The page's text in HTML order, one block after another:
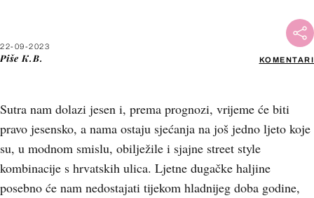
22-09-2023
Piše K.B. KOMENTARI
Sutra nam dolazi jesen i, prema prognozi, vrijeme će biti
pravo jesensko, a nama ostaju sjećanja na još jedno ljeto koje
su, u modnom smislu, obilježile i sjajne street style
kombinacije s hrvatskih ulica. Ljetne dugačke haljine
posebno će nam nedostajati tijekom hladnijeg doba godine,